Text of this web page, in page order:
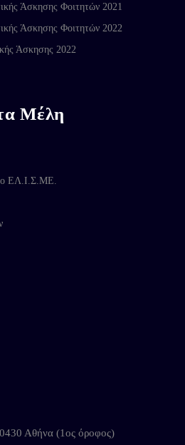
Άσκησης Φοιτητών 2021
Άσκησης Φοιτητών 2022
Άσκησης 2022
Μέλη
ΕΛ.Ι.Σ.ΜΕ.
Αθήνα (1ος όροφος)